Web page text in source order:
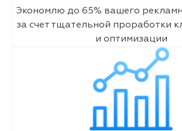
Экономлю до 65% вашего
за счет тщательной проработки
и оптимизации